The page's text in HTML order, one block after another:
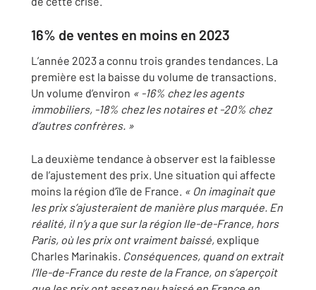
16% de ventes en moins en 2023
L’année 2023 a connu trois grandes tendances. La
première est la baisse du volume de transactions.
Un volume d’environ « -16% chez les agents
immobiliers, -18% chez les notaires et -20% chez
d’autres confrères. »
La deuxième tendance à observer est la faiblesse
de l’ajustement des prix. Une situation qui affecte
moins la région d’île de France. « On imaginait que
les prix s’ajusteraient de manière plus marquée. En
réalité, il n’y a que sur la région Ile-de-France, hors
Paris, où les prix ont vraiment baissé, explique
Charles Marinakis. Conséquences, quand on extrait
l’Ile-de-France du reste de la France, on s’aperçoit